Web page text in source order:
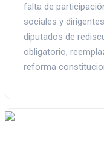
falta de
sociales y
diputados de
obligatorio,
reforma